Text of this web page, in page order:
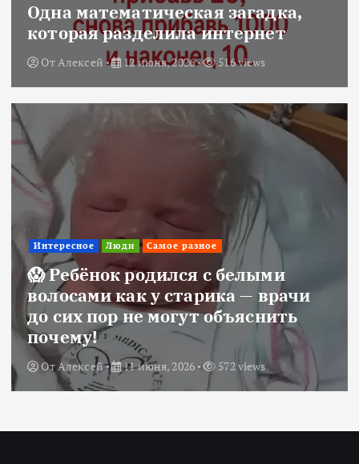
Одна математическая загадка,
которая разделила интернет
ОтАлексей 12 июня, 2026 516 views
Интересное Люди Самое разное
😱 Ребёнок родился с белыми
волосами как у старика — врачи
до сих пор не могут объяснить
почему!
ОтАлексей 11 июня, 2026 572 views